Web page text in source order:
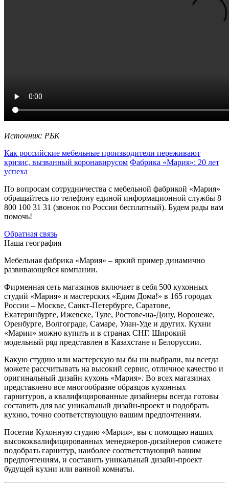
Источник: РБК
Как российские мебельные производители переживают
кризис, вызванный коронавирусом Фабрика «Мария»: 20 лет
успеха
По вопросам сотрудничества с мебельной фабрикой «Мария»
обращайтесь по телефону единой информационной службы 8
800 100 31 31 (звонок по России бесплатный). Будем рады вам
помочь!
Обратная связь
Наша география
Мебельная фабрика «Мария» – яркий пример динамично
развивающейся компании.
Фирменная сеть магазинов включает в себя 500 кухонных
студий «Мария» и мастерских «Едим Дома!» в 165 городах
России – Москве, Санкт-Петербурге, Саратове,
Екатеринбурге, Ижевске, Туле, Ростове-на-Дону, Воронеже,
Оренбурге, Волгограде, Самаре, Улан-Уде и других. Кухни
«Марии» можно купить и в странах СНГ. Широкий
модельный ряд представлен в Казахстане и Белоруссии.
Какую студию или мастерскую вы бы ни выбрали, вы всегда
можете рассчитывать на высокий сервис, отличное качество и
оригинальный дизайн кухонь «Мария». Во всех магазинах
представлено все многообразие образцов кухонных
гарнитуров, а квалифицированные дизайнеры всегда готовы
составить для вас уникальный дизайн-проект и подобрать
кухню, точно соответствующую вашим предпочтениям.
Посетив Кухонную студию «Мария», вы с помощью наших
высококвалифицированных менеджеров-дизайнеров сможете
подобрать гарнитур, наиболее соответствующий вашим
предпочтениям, и составить уникальный дизайн-проект
будущей кухни или ванной комнаты.